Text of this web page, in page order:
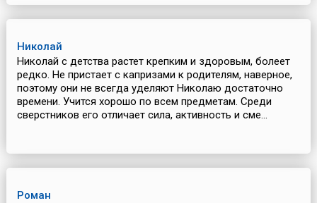
Николай
Николай с детства растет крепким и здоровым, болеет
редко. Не пристает с капризами к родителям, наверное,
поэтому они не всегда уделяют Николаю достаточно
времени. Учится хорошо по всем предметам. Среди
сверстников его отличает сила, активность и сме...
Роман